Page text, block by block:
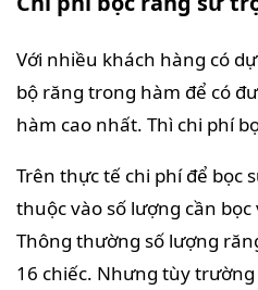
Với nhiều khách hàng có
bộ răng trong hàm để có
hàm cao nhất. Thì chi phí
Trên thực tế chi phí để bọc
thuộc vào số lượng cần
Thông thường số lượng
16 chiếc. Nhưng tùy